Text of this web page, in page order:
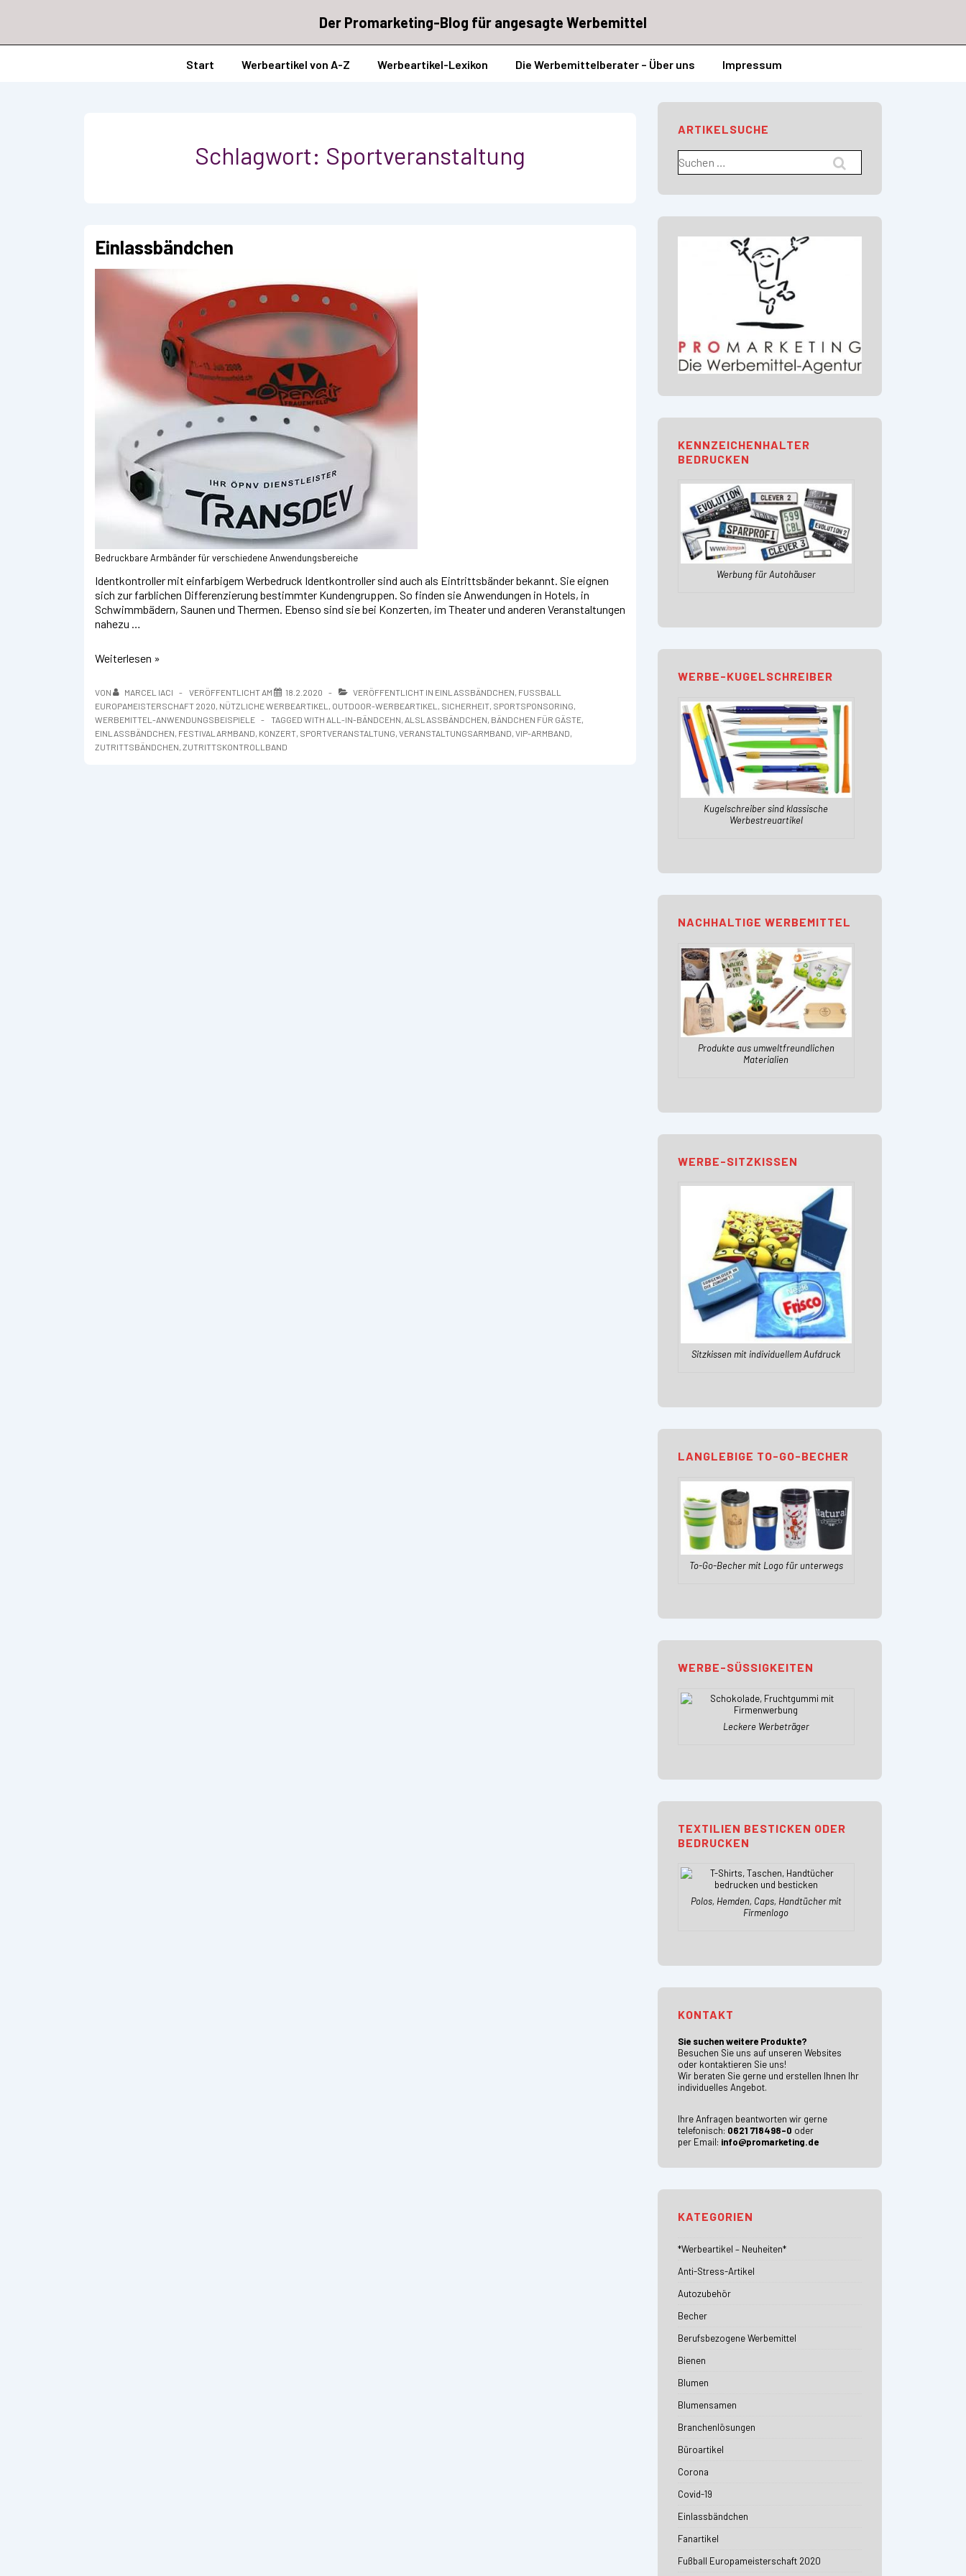
Der Promarketing-Blog für angesagte Werbemittel
Start
Werbeartikel von A-Z Werbeartikel-Lexikon Die Werbemittelberater – Über uns Impressum
Schlagwort: Sportveranstaltung
Einlassbändchen
Bedruckbare Armbänder für verschiedene Anwendungsbereiche
Identkontroller mit einfarbigem Werbedruck Identkontroller sind auch als Eintrittsbänder bekannt. Sie eignen
sich zur farblichen Differenzierung bestimmter Kundengruppen. So finden sie Anwendungen in Hotels, in
Schwimmbädern, Saunen und Thermen. Ebenso sind sie bei Konzerten, im Theater und anderen Veranstaltungen
nahezu …
Einlassbändchen
Weiterlesen »
VON MARCEL IACI VERÖFFENTLICHT AM 18.2.2020 VERÖFFENTLICHT IN EINLASSBÄNDCHEN, FUSSBALL E
UROPAMEISTERSCHAFT 2020
, NÜTZLICHE WERBEARTIKEL , OUTDOOR-WERBEARTIKEL , SICHERHEIT, SPORTSPONSORING,
WERBEMITTEL-ANWENDUNGSBEISPIELE
TAGGED WITH ALL-IN-BÄNDCEHN, ALSLASSBÄNDCHEN, BÄNDCHEN FÜR GÄSTE,
EINLASSBÄNDCHEN, FESTIVALARMBAND, KONZERT, SPORTVERANSTALTUNG, VERANSTALTUNGSARMBAND, VIP-ARMBAND,
ZUTRITTSBÄNDCHEN, ZUTRITTSKONTROLLBAND
ARTIKELSUCHE
nach:
KENNZEICHENHALTER
BEDRUCKEN
Werbung für Autohäuser
WERBE-KUGELSCHREIBER
Kugelschreiber sind klassische
Werbestreuartikel
NACHHALTIGE WERBEMITTEL
Produkte aus umweltfreundlichen
Materialien
WERBE-SITZKISSEN
Sitzkissen mit individuellem Aufdruck
LANGLEBIGE TO-GO-BECHER
To-Go-Becher mit Logo für unterwegs
WERBE-SÜSSIGKEITEN
Leckere Werbeträger
TEXTILIEN BESTICKEN ODER
BEDRUCKEN
Polos, Hemden, Caps, Handtücher mit
Firmenlogo
KONTAKT
Sie suchen weitere Produkte?
Besuchen Sie uns auf unseren Websites
oder kontaktieren Sie uns!
Wir beraten Sie gerne und erstellen Ihnen Ihr
individuelles Angebot.
Ihre Anfragen beantworten wir gerne
telefonisch: 0621 718498-0 oder
per Email: info@promarketing.de
KATEGORIEN
*Werbeartikel – Neuheiten*
Anti-Stress-Artikel
Autozubehör
Becher
Berufsbezogene Werbemittel
Bienen
Blumen
Blumensamen
Branchenlösungen
Büroartikel
Corona
Covid-19
Einlassbändchen
Fanartikel
Fußball Europameisterschaft 2020